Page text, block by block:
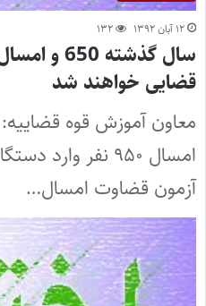
۱۲ آبان ۱۳۹۲ ۱۳۲
قضایی خواهند شد
امسال ۹۵۰ نفر
آزمون قضاوت امسال…